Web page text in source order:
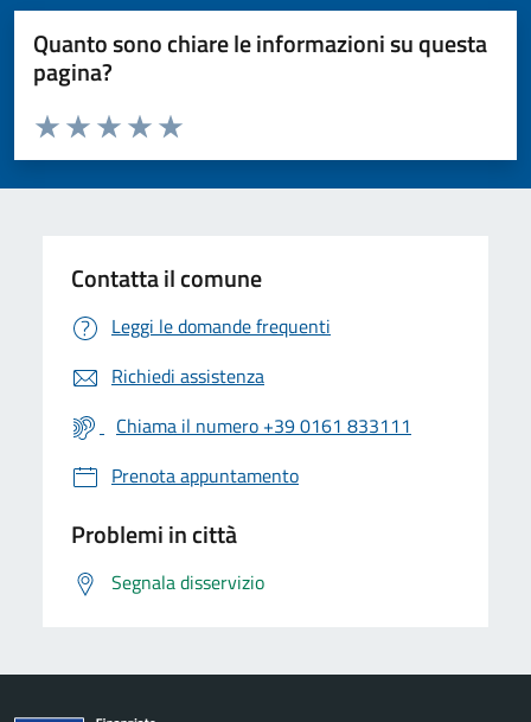
Quanto sono chiare le informazioni su questa
pagina?
Valuta da 1 a 5 stelle la pagina
Valuta 5 stelle su 5
Valuta 4 stelle su 5
Valuta 3 stelle su 5
Valuta 2 stelle su 5
Valuta 1 stelle su 5
Contatta il comune
Leggi le domande frequenti
Richiedi assistenza
Chiama il numero +39 0161 833111
Prenota appuntamento
Problemi in città
Segnala disservizio